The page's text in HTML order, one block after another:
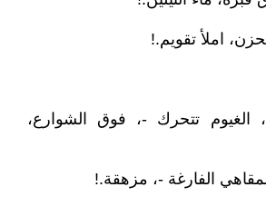
املأ تقويم.!
الغيوم تتحرك -، فوق الشوارع،
الفارغة -، مزهقة.!